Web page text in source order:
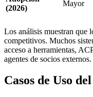
(2026)
Mayor
Los análisis muestran que
competitivos. Muchos
acceso a herramientas,
agentes de socios externos.
Casos de Uso